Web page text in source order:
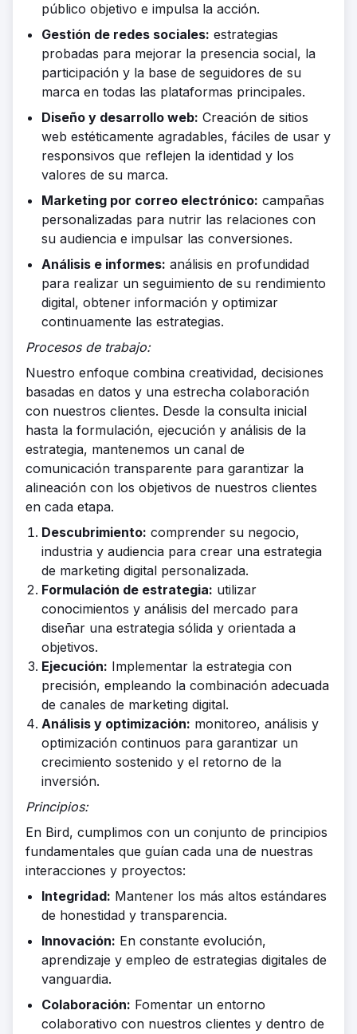
público objetivo e impulsa la acción.
Gestión de redes sociales: estrategias
probadas para mejorar la presencia social, la
participación y la base de seguidores de su
marca en todas las plataformas principales.
Diseño y desarrollo web: Creación de sitios
web estéticamente agradables, fáciles de usar y
responsivos que reflejen la identidad y los
valores de su marca.
Marketing por correo electrónico: campañas
personalizadas para nutrir las relaciones con
su audiencia e impulsar las conversiones.
Análisis e informes: análisis en profundidad
para realizar un seguimiento de su rendimiento
digital, obtener información y optimizar
continuamente las estrategias.
Procesos de trabajo:
Nuestro enfoque combina creatividad, decisiones
basadas en datos y una estrecha colaboración
con nuestros clientes. Desde la consulta inicial
hasta la formulación, ejecución y análisis de la
estrategia, mantenemos un canal de
comunicación transparente para garantizar la
alineación con los objetivos de nuestros clientes
en cada etapa.
Descubrimiento: comprender su negocio,
industria y audiencia para crear una estrategia
de marketing digital personalizada.
Formulación de estrategia: utilizar
conocimientos y análisis del mercado para
diseñar una estrategia sólida y orientada a
objetivos.
Ejecución: Implementar la estrategia con
precisión, empleando la combinación adecuada
de canales de marketing digital.
Análisis y optimización: monitoreo, análisis y
optimización continuos para garantizar un
crecimiento sostenido y el retorno de la
inversión.
Principios:
En Bird, cumplimos con un conjunto de principios
fundamentales que guían cada una de nuestras
interacciones y proyectos:
Integridad: Mantener los más altos estándares
de honestidad y transparencia.
Innovación: En constante evolución,
aprendizaje y empleo de estrategias digitales de
vanguardia.
Colaboración: Fomentar un entorno
colaborativo con nuestros clientes y dentro de